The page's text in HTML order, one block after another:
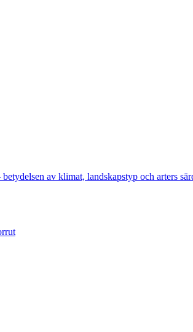
betydelsen av klimat, landskapstyp och arters